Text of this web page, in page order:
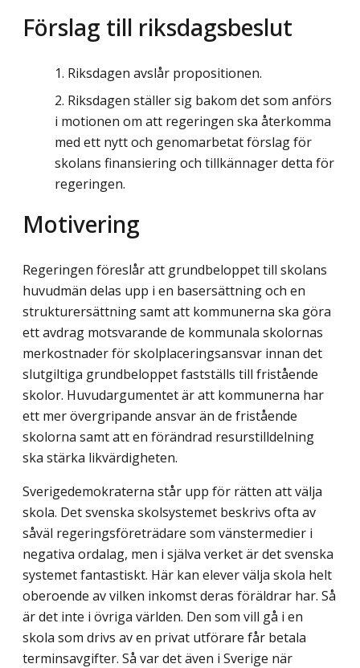
Förslag till riksdagsbeslut
Riksdagen avslår propositionen.
Riksdagen ställer sig bakom det som anförs
i motionen om att regeringen ska återkomma
med ett nytt och genomarbetat förslag för
skolans finansiering och tillkännager detta för
regeringen.
Motivering
Regeringen föreslår att grundbeloppet till skolans
huvudmän delas upp i en basersätt­ning och en
strukturersättning samt att kommunerna ska göra
ett avdrag motsvarande de kommunala skolornas
merkostnader för skolplaceringsansvar innan det
slutgiltiga grund­beloppet fastställs till fristående
skolor. Huvudargumentet är att kommunerna har
ett mer övergripande ansvar än de fristående
skolorna samt att en förändrad resurstilldel­ning
ska stärka likvärdigheten.
Sverigedemokraterna står upp för rätten att välja
skola. Det svenska skolsystemet beskrivs ofta av
såväl regeringsföreträdare som vänstermedier i
negativa ordalag, men i själva verket är det svenska
systemet fantastiskt. Här kan elever välja skola helt
obero­ende av vilken inkomst deras föräldrar har. Så
är det inte i övriga världen. Den som vill gå i en
skola som drivs av en privat utförare får betala
terminsavgifter. Så var det även i Sverige när